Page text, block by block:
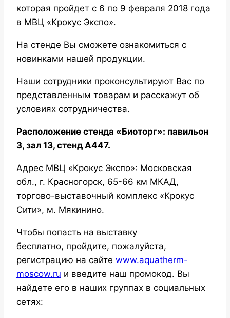
которая пройдет с 6 по 9 февраля 2018 года
в МВЦ «Крокус Экспо».
На стенде Вы сможете ознакомиться с
новинками нашей продукции.
Наши сотрудники проконсультируют Вас по
представленным товарам и расскажут об
условиях сотрудничества.
Расположение стенда «Биоторг»: павильон
3, зал 13, стенд А447.
Адрес МВЦ «Крокус Экспо»: Московская
обл., г. Красногорск, 65-66 км МКАД,
торгово-выставочный комплекс «Крокус
Сити», м. Мякинино.
Чтобы попасть на выставку
бесплатно, пройдите, пожалуйста,
регистрацию на сайте www.aquatherm-
moscow.ru и введите наш промокод. Вы
найдете его в наших группах в социальных
сетях: